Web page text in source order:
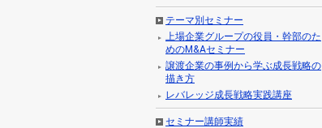
テーマ別セミナー
上場企業グループの役員・幹部のた
めのM&Aセミナー
譲渡企業の事例から学ぶ成長戦略の
描き方
レバレッジ成長戦略実践講座
セミナー講師実績